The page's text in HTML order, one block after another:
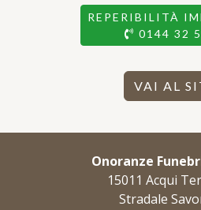
REPERIBILITÀ
0144 32
VAI AL
Onoranze
15011 Acqui
Stradale